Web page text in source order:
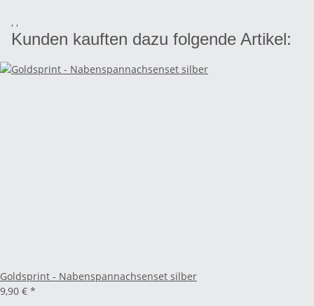
, ,
Kunden kauften dazu folgende Artikel:
Goldsprint - Nabenspannachsenset silber
9,90 € *